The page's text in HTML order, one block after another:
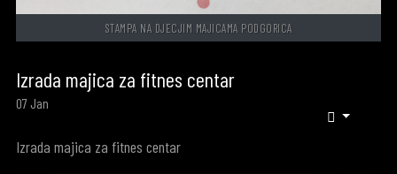
STAMPA NA DJECJIM MAJICAMA PODGORICA
Izrada majica za fitnes centar
07 Jan
Izrada majica za fitnes centar